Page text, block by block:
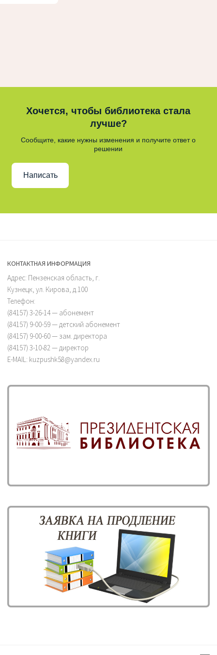
Хочется, чтобы библиотека стала
лучше?
Сообщите, какие нужны изменения и получите ответ о
решении
Написать
КОНТАКТНАЯ ИНФОРМАЦИЯ
Адрес: Пензенская область, г.
Кузнецк, ул. Кирова, д.100
Телефон:
(84157) 3-26-14 — абонемент
(84157) 9-00-59 — детский абонемент
(84157) 9-00-60 — зам. директора
(84157) 3-10-82 — директор
E-MAIL: kuzpushk58@yandex.ru